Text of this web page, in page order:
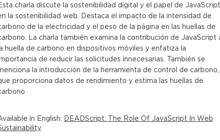
charla discute la sostenibilidad digital y el papel de JavaScript
la sostenibilidad web. Destaca el impacto de la intensidad de
de la electricidad y el peso de la página en las huellas de
La charla también examina la contribución de JavaScript
huella de carbono en dispositivos móviles y enfatiza la
de reducir las solicitudes innecesarias. También se
la introducción de la herramienta de control de carbono,
proporciona datos de rendimiento y estima las huellas de
in English: DEADScript: The Role Of JavaScript In Web